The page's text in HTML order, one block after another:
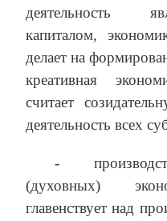
деятельность
капиталом,
делает на
креативная
считает
деятельность всех
‑
(духовных)
главенствует над